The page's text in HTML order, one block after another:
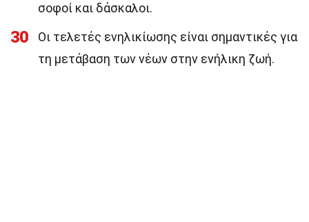
σοφοί και δάσκαλοι.
30
Οι τελετές ενηλικίωσης είναι σημαντικές για
τη μετάβαση των νέων στην ενήλικη ζωή.